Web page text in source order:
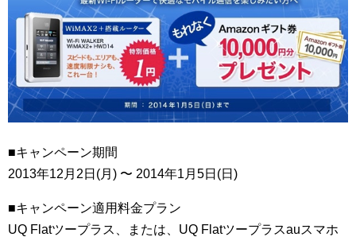
■キャンペーン期間
2013年12月2日(月) 〜 2014年1月5日(日)
■キャンペーン適用料金プラン
UQ Flatツープラス、または、UQ Flatツープラスauスマホ